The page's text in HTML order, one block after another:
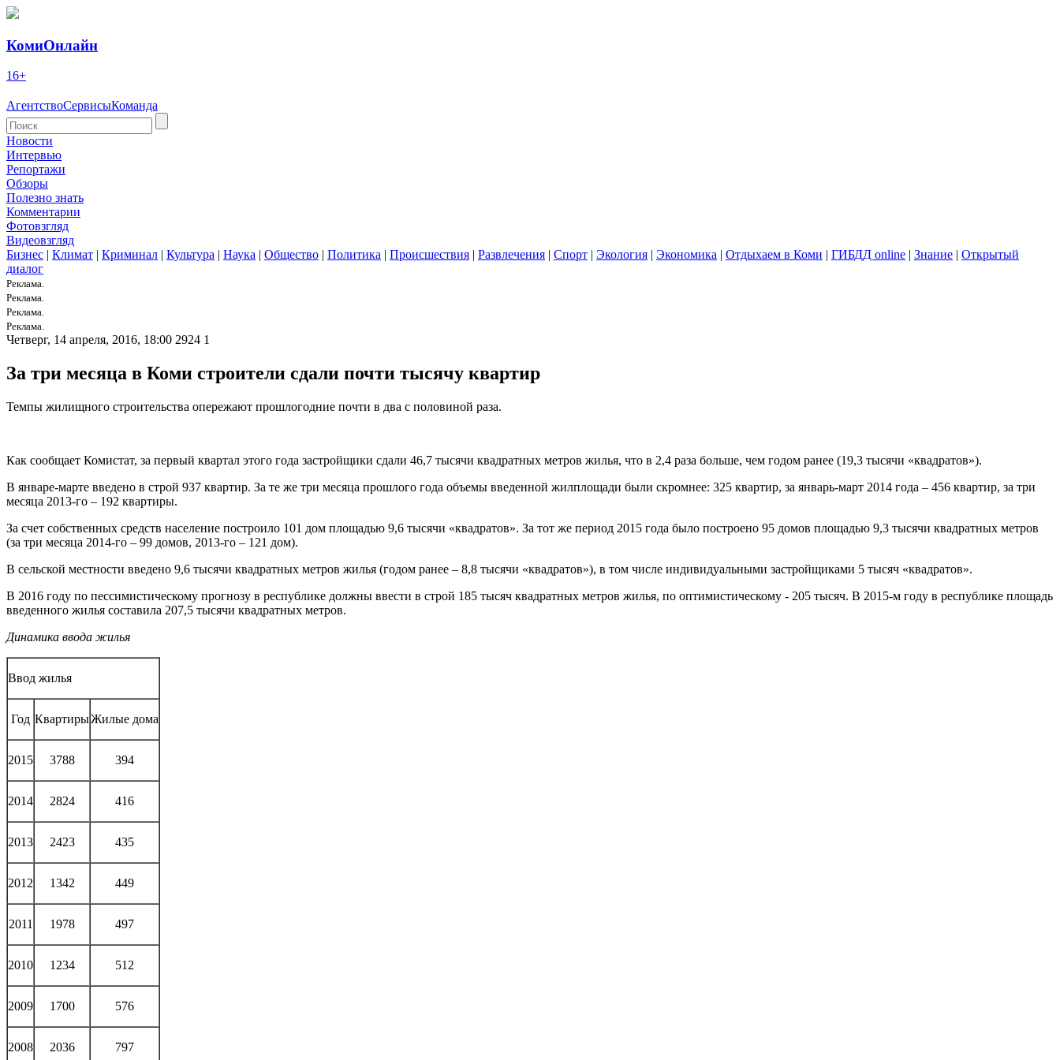
КомиОнлайн
16+
АгентствоСервисыКоманда
Новости
Интервью
Репортажи
Обзоры
Полезно знать
Комментарии
Фотовзгляд
Видеовзгляд
Бизнес | Климат | Криминал | Культура | Наука | Общество | Политика | Происшествия | Развлечения | Спорт | Экология | Экономика | Отдыхаем в Коми | ГИБДД online | Знание | Открытый
диалог
Реклама.
Реклама.
Реклама.
Реклама.
Четверг, 14 апреля, 2016, 18:00 2924 1
За три месяца в Коми строители сдали почти тысячу квартир
Темпы жилищного строительства опережают прошлогодние почти в два с половиной раза.
Как сообщает Комистат, за первый квартал этого года застройщики сдали 46,7 тысячи квадратных метров жилья, что в 2,4 раза больше, чем годом ранее (19,3 тысячи «квадратов»).
В январе-марте введено в строй 937 квартир. За те же три месяца прошлого года объемы введенной жилплощади были скромнее: 325 квартир, за январь-март 2014 года – 456 квартир, за три
месяца 2013-го – 192 квартиры.
За счет собственных средств население построило 101 дом площадью 9,6 тысячи «квадратов». За тот же период 2015 года было построено 95 домов площадью 9,3 тысячи квадратных метров
(за три месяца 2014-го – 99 домов, 2013-го – 121 дом).
В сельской местности введено 9,6 тысячи квадратных метров жилья (годом ранее – 8,8 тысячи «квадратов»), в том числе индивидуальными застройщиками 5 тысяч «квадратов».
В 2016 году по пессимистическому прогнозу в республике должны ввести в строй 185 тысяч квадратных метров жилья, по оптимистическому - 205 тысяч. В 2015-м году в республике площадь
введенного жилья составила 207,5 тысячи квадратных метров.
Динамика ввода жилья
Ввод жилья
Год КвартирыЖилые дома
2015 3788 394
2014 2824 416
2013 2423 435
2012 1342 449
2011 1978 497
2010 1234 512
2009 1700 576
2008 2036 797